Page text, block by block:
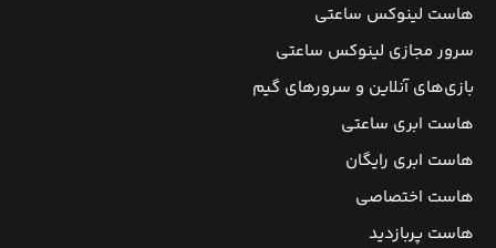
هاست لینوکس ساعتی
سرور مجازی لینوکس ساعتی
بازی‌های آنلاین و سرورهای گیم
هاست ابری ساعتی
هاست ابری رایگان
هاست اختصاصی
هاست پربازدید